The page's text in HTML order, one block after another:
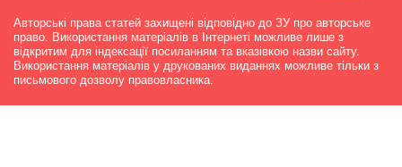
Авторські права статей захищені відповідно до ЗУ про авторське
право. Використання матеріалів в Інтернеті можливе лише з
відкритим для індексації посиланням та вказівкою назви сайту.
Використання матеріалів у друкованих виданнях можливе тільки з
письмового дозволу правовласника.